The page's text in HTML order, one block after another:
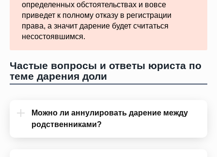
определенных обстоятельствах и вовсе
приведет к полному отказу в регистрации
права, а значит дарение будет считаться
несостоявшимся.
Частые вопросы и ответы юриста по
теме дарения доли
Можно ли аннулировать дарение между
родственниками?